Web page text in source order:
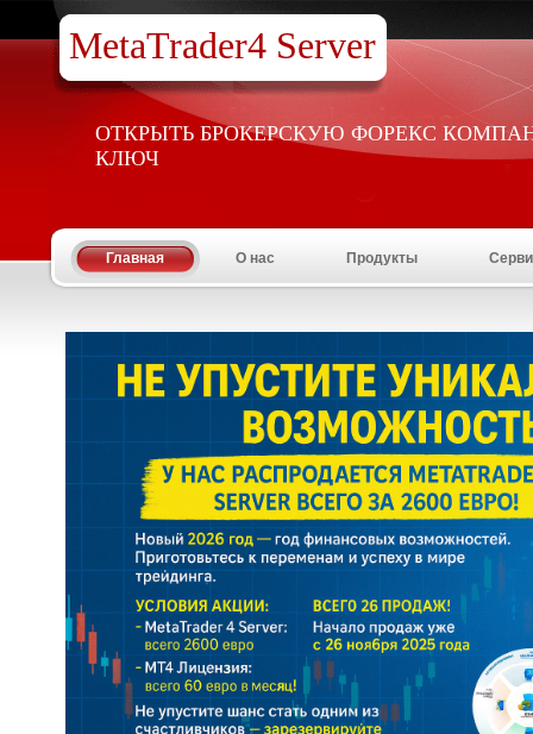
MetaTrader4 Server
ОТКРЫТЬ БРОКЕРСКУЮ ФОРЕКС
КЛЮЧ
Главная О нас Продукты